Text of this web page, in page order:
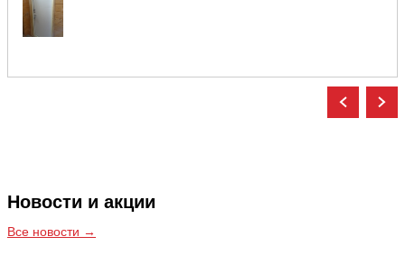
Новости и акции
Все новости →